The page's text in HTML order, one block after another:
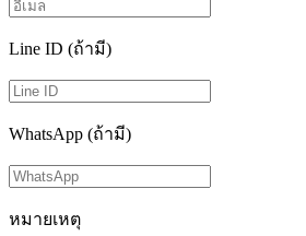
Line ID (ถ้ามี)
WhatsApp (ถ้ามี)
หมายเหตุ